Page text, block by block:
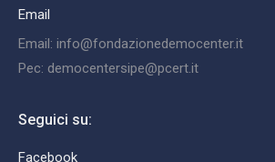
Email
Email: info@fondazionedemocenter.it
Pec: democentersipe@pcert.it
Seguici su:
Facebook